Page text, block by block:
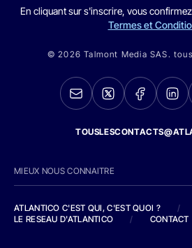
En cliquant sur s'inscrire, vous
Termes et
© 2026 Talmont Media SAS.
MIEUX NOUS CONNAITRE
ATLANTICO C'EST QUI, C'EST QUOI ?
/
LE RESEAU D'ATLANTICO
/ CONTACT